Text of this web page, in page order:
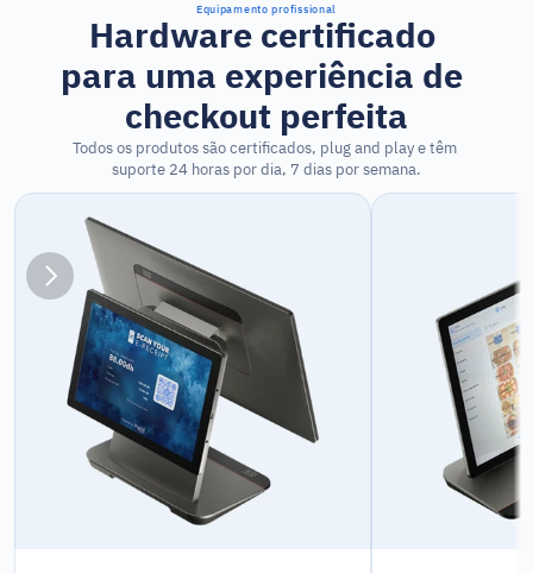
Equipamento profissional
Hardware certificado
para uma experiência de
checkout perfeita
Todos os produtos são certificados, plug and play e têm
suporte 24 horas por dia, 7 dias por semana.